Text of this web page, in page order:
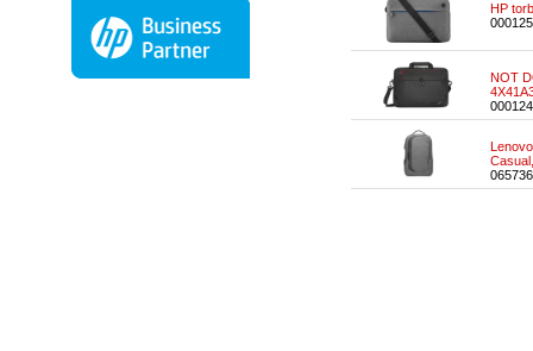
HP
NOT